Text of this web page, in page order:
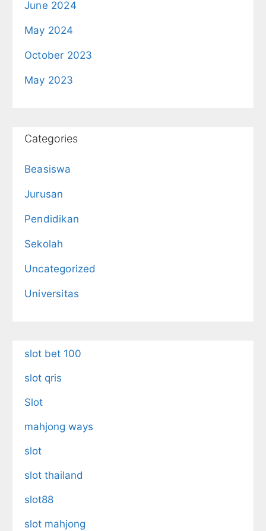
June 2024
May 2024
October 2023
May 2023
Categories
Beasiswa
Jurusan
Pendidikan
Sekolah
Uncategorized
Universitas
slot bet 100
slot qris
Slot
mahjong ways
slot
slot thailand
slot88
slot mahjong